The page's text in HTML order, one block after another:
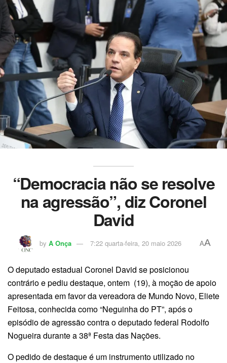
“Democracia não se resolve
na agressão”, diz Coronel
David
by A Onça 7:22 quarta-feira, 20 maio 2026 AA
O deputado estadual Coronel David se posicionou
contrário e pediu destaque, ontem (19), à moção de apoio
apresentada em favor da vereadora de Mundo Novo, Eliete
Feitosa, conhecida como “Neguinha do PT”, após o
episódio de agressão contra o deputado federal Rodolfo
Nogueira durante a 38ª Festa das Nações.
O pedido de destaque é um instrumento utilizado no